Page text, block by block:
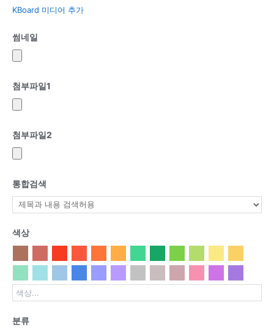
KBoard 미디어 추가
썸네일
첨부파일1
첨부파일2
통합검색
색상
분류